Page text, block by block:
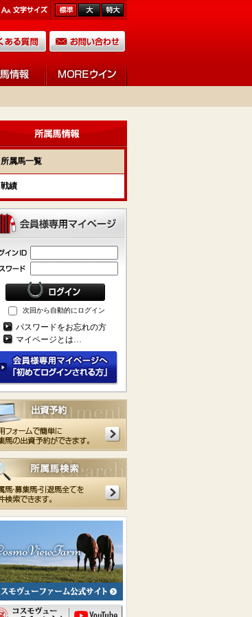
所属馬一覧
戦績
次回から自動的にログイン
パスワードをお忘れの方
マイページとは…